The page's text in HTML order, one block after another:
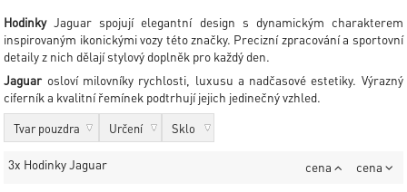
HodinkyJaguar spojují elegantní design s dynamickým charakterem
inspirovaným ikonickými vozy této značky. Precizní zpracování a sportovní
detaily z nich dělají stylový doplněk pro každý den.
Jaguar osloví milovníky rychlosti, luxusu a nadčasové estetiky. Výrazný
ciferník a kvalitní řemínek podtrhují jejich jedinečný vzhled.
Tvar pouzdra Určení Sklo
cena cena
3x Hodinky Jaguar